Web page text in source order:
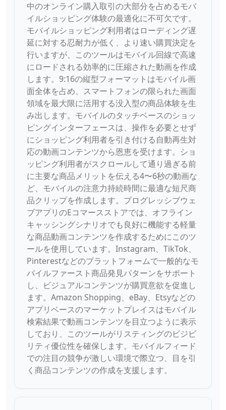
中のオンライン購入取引の大部分を占めるモバ
イルショッピング体験の最適化に不可欠です。
モバイルショッピング利用者はローディング遅
延に対する忍耐力が低く、より速い購買決定を
行いますが、このツールはモバイル回線で高速
にロードされる効率的に圧縮された動画を作成
します。9:16の縦型フォーマットはモバイル画
面全体を占め、スマートフォンの限られた画面
領域を最大限に活用する没入型の商品体験を生
み出します。モバイルのタッチベースのショッ
ピングインターフェースは、操作を必要とせず
にショッピング利用者を引き付ける自動再生対
応の動画コンテンツから恩恵を受けます。ショ
ッピング利用者がスクロールして通り過ぎる前
に主要な商品メリットを伝える4〜6秒の動画な
ど、モバイルの注意力持続時間に最適な短尺商
品クリップを作成します。プログレッシブウェ
ブアプリのEコマースストアでは、オフライン
キャッシングシナリオでも良好に機能する軽量
な商品動画コンテンツを作成するためにこのツ
ールを使用しています。Instagram、TikTok、
Pinterestなどのプラットフォームで一般的なモ
バイルファースト商品発見パターンをサポート
し、ビジュアルコンテンツが購買意欲を促進し
ます。Amazon Shopping、eBay、Etsyなどの
アプリベースのマーケットプレイスはモバイル
検索結果で動画コンテンツを目立つように表示
しており、このツールがリスティングのビジビ
リティ優位性を確保します。モバイルフィード
での注目の競争が激しい環境で際立つ、目を引
く商品コンテンツの作成を支援します。